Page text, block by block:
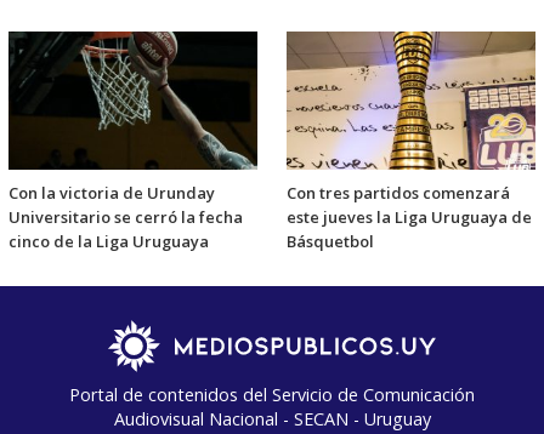
Con la victoria de Urunday
Universitario se cerró la fecha
cinco de la Liga Uruguaya
Con tres partidos comenzará
este jueves la Liga Uruguaya de
Básquetbol
Portal de contenidos del Servicio de Comunicación
Audiovisual Nacional - SECAN - Uruguay